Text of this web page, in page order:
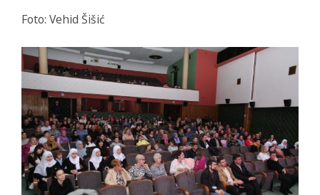
Foto: Vehid Šišić